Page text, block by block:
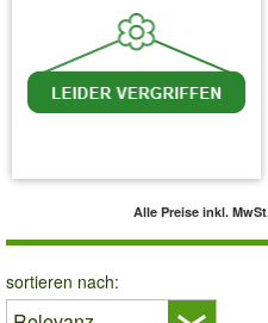
Alle Preise inkl.
sortieren nach: